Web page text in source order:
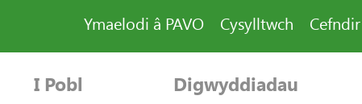
Ymaelodi â PAVO Cysylltwch Cefndir
I Pobl Digwyddiadau